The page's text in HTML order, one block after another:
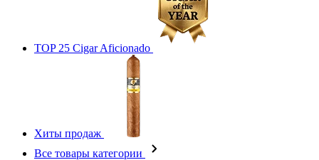
TOP 25 Cigar Aficionado
Хиты продаж
Все товары категории